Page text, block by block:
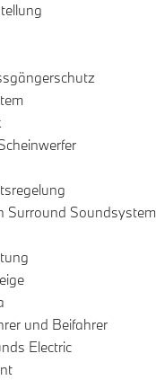
Surround Soundsystem
und Beifahrer
Electric